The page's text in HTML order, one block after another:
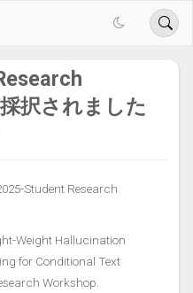
択されました
Student Research
Weight Hallucination
for Conditional Text
Workshop.